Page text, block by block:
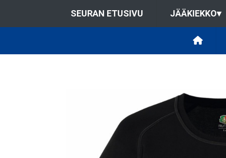
SEURAN ETUSIVU JÄÄKIEKKO▾